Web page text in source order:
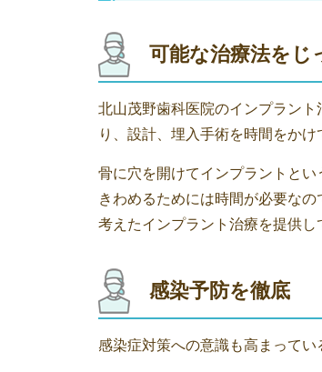
可能な治療法をじ
北山茂野歯科医院のインプラン
り、設計、埋入手術を時間をかけ
骨に穴を開けてインプラントと
きわめるためには時間が必要な
考えたインプラント治療を提供し
感染予防を徹底
感染症対策への意識も高まってい